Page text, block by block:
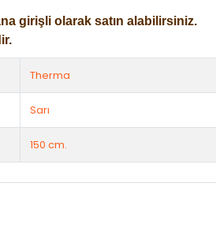
girişli olarak satın alabilirsiniz.
Therma
Sarı
150 cm.